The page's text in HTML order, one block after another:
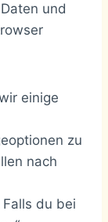
und
einige
zu
nach
du bei